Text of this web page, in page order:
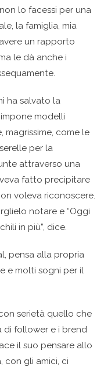
lo facessi per una
la famiglia, mia
un rapporto
le dà anche i
ha salvato la
modelli
magrissime, come le
per la
attraverso una
fatto precipitare
voleva riconoscere.
notare e “Oggi
in più”, dice.
pensa alla propria
e molti sogni per il
serietà quello che
di follower e i brend
il suo pensare allo
con gli amici, ci